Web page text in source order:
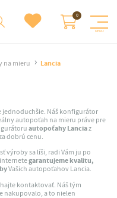
na mieru Lancia
Náš konfigurátor
autopoťah na mieru práve pre
autopoťahy Lanciaz
dobrú cenu.
výroby sa líši, radi Vám ju po
garantujeme kvalitu,
Vašich autopoťahov Lancia.
kontaktovať. Náš tým
nakupovalo, a to nielen